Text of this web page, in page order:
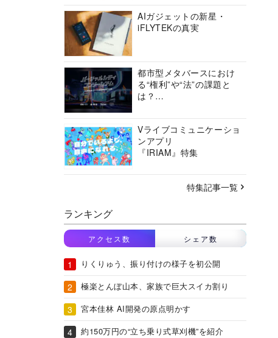
AIガジェットの新星・
iFLYTEKの真実
都市型メタバースにおけ
る“権利”や“法”の課題と
は？
ーシアムの挑戦に迫る
Vライブコミュニケーショ
ンアプリ
『IRIAM』特集
特集記事一覧
ランキング
アクセス数 シェア数
りくりゅう、振り付けの様子を初公開
極楽とんぼ山本、家族で巨大スイカ割り
宮本佳林 AI開発の原点明かす
約150万円の“立ち乗り式草刈機”を紹介